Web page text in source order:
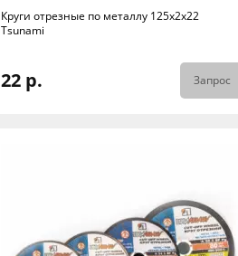
Круги отрезные по металлу 125х2х22
Tsunami
22 р. Запрос